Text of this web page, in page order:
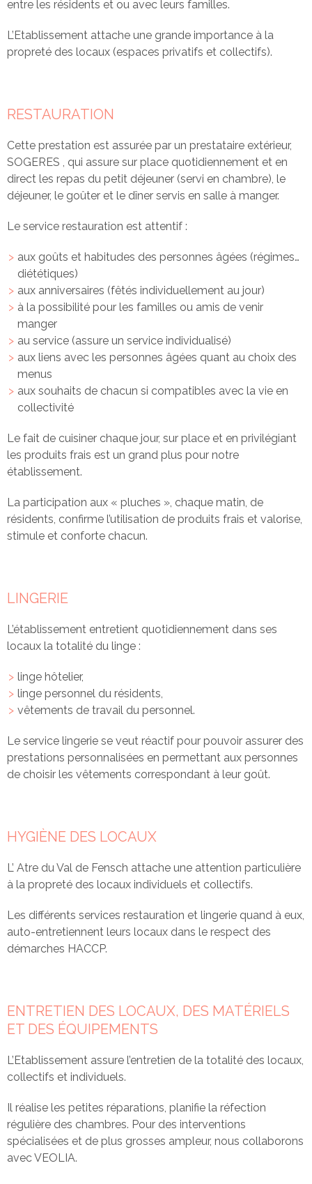
Fontoy
entre les résidents et ou avec leurs familles.
L’Etablissement attache une grande importance à la
propreté des locaux (espaces privatifs et collectifs).
RESTAURATION
Cette prestation est assurée par un prestataire extérieur,
SOGERES , qui assure sur place quotidiennement et en
direct les repas du petit déjeuner (servi en chambre), le
déjeuner, le goûter et le dîner servis en salle à manger.
Le service restauration est attentif :
aux goûts et habitudes des personnes âgées (régimes…
diététiques)
aux anniversaires (fêtés individuellement au jour)
à la possibilité pour les familles ou amis de venir
manger
au service (assure un service individualisé)
aux liens avec les personnes âgées quant au choix des
menus
aux souhaits de chacun si compatibles avec la vie en
collectivité
Le fait de cuisiner chaque jour, sur place et en privilégiant
les produits frais est un grand plus pour notre
établissement.
La participation aux « pluches », chaque matin, de
résidents, confirme l’utilisation de produits frais et valorise,
stimule et conforte chacun.
LINGERIE
L’établissement entretient quotidiennement dans ses
locaux la totalité du linge :
linge hôtelier,
linge personnel du résidents,
vêtements de travail du personnel.
Le service lingerie se veut réactif pour pouvoir assurer des
prestations personnalisées en permettant aux personnes
de choisir les vêtements correspondant à leur goût.
HYGIÈNE DES LOCAUX
L’ Atre du Val de Fensch attache une attention particulière
à la propreté des locaux individuels et collectifs.
Les différents services restauration et lingerie quand à eux,
auto-entretiennent leurs locaux dans le respect des
démarches HACCP.
ENTRETIEN DES LOCAUX, DES MATÉRIELS
ET DES ÉQUIPEMENTS
L’Etablissement assure l’entretien de la totalité des locaux,
collectifs et individuels.
Il réalise les petites réparations, planifie la réfection
régulière des chambres. Pour des interventions
spécialisées et de plus grosses ampleur, nous collaborons
avec VEOLIA.